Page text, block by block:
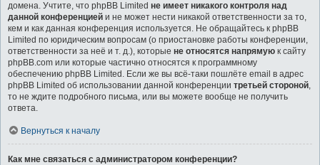
домена. Учтите, что phpBB Limited не имеет никакого контроля над
данной конференцией и не может нести никакой ответственности за то,
кем и как данная конференция используется. Не обращайтесь к phpBB
Limited по юридическим вопросам (о приостановке работы конференции,
ответственности за неё и т. д.), которые не относятся напрямую к сайту
phpBB.com или которые частично относятся к программному
обеспечению phpBB Limited. Если же вы всё-таки пошлёте email в адрес
phpBB Limited об использовании данной конференции третьей стороной,
то не ждите подробного письма, или вы можете вообще не получить
ответа.
Вернуться к началу
Как мне связаться с администратором конференции?